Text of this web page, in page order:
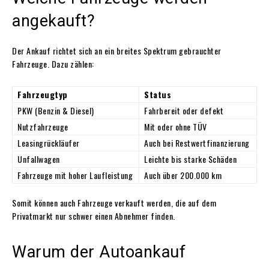
angekauft?
Der Ankauf richtet sich an ein breites Spektrum gebrauchter
Fahrzeuge. Dazu zählen:
Fahrzeugtyp
Status
PKW (Benzin & Diesel)
Fahrbereit oder defekt
Nutzfahrzeuge
Mit oder ohne TÜV
Leasingrückläufer
Auch bei Restwertfinanzierung
Unfallwagen
Leichte bis starke Schäden
Fahrzeuge mit hoher Laufleistung
Auch über 200.000 km
Somit können auch Fahrzeuge verkauft werden, die auf dem
Privatmarkt nur schwer einen Abnehmer finden.
Warum der Autoankauf